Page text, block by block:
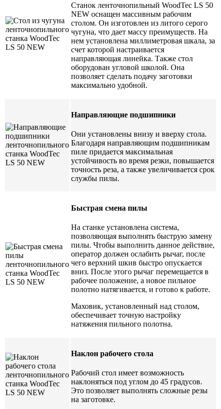
Станок ленточнопильный WoodTec LS 50
NEW оснащен массивным рабочим
столом. Он изготовлен из литого серого
чугуна, что дает массу преимуществ. На
нем установлена миллиметровая шкала, за
счет которой настраивается
направляющая линейка. Также стол
оборудован угловой школой. Она
позволяет сделать подачу заготовки
максимально удобной.
Направляющие подшипники
Они установлены внизу и вверху стола.
Благодаря направляющим подшипникам
пиле придается максимальная
устойчивость во время резки, повышается
точность реза, а также увеличивается срок
службы пилы.
Быстрая смена пилы
На станке установлена система,
позволяющая выполнять быструю замену
пилы. Чтобы выполнить данное действие,
оператор должен ослабить рычаг, после
чего верхний шкив быстро опускается
вниз. После этого рычаг перемещается в
рабочее положение, а новое пильное
полотно натягивается, и готово к работе.
Маховик, установленный над столом,
обеспечивает точную настройку
натяжения пильного полотна.
Наклон рабочего стола
Рабочий стол имеет возможность
наклоняться под углом до 45 градусов.
Это позволяет выполнять сложные резы
на заготовке.